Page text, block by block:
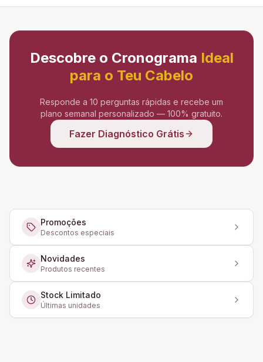
Descobre o Cronograma Ideal
para o Teu Cabelo
Responde a 10 perguntas rápidas e recebe um
plano semanal personalizado — 100% gratuito.
Fazer Diagnóstico Grátis
Promoções
Descontos especiais
Novidades
Produtos recentes
Stock Limitado
Últimas unidades